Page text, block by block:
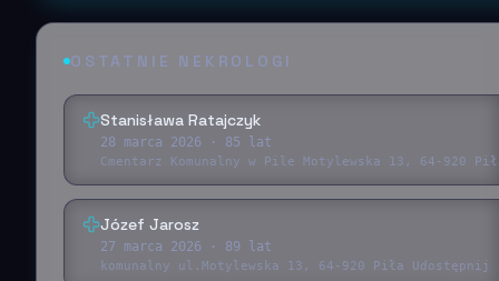
OSTATNIE NEKROLOGI
Stanisława Ratajczyk
28 marca 2026 · 85 lat
Cmentarz Komunalny w Pile Motylewska 13, 64-920
Józef Jarosz
27 marca 2026 · 89 lat
komunalny ul.Motylewska 13, 64-920 Piła